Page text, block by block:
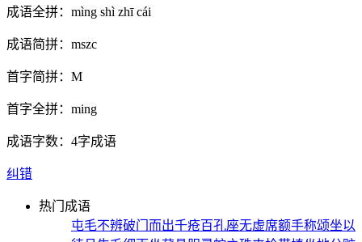
成语全拼： mìng shì zhī cái
成语简拼： mszc
首字简拼： M
首字全拼： ming
成语字数： 4字成语
纠错
热门成语
屯毛不辨破门而出千疮百孔座无虚席额手称颂坐以